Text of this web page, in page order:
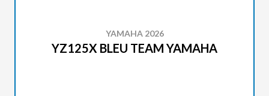
YAMAHA 2026
YZ125X BLEU TEAM YAMAHA